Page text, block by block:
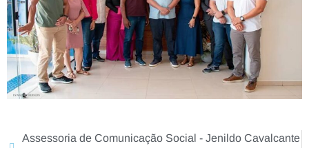
Assessoria de Comunicação Social - Jenildo Cavalcante